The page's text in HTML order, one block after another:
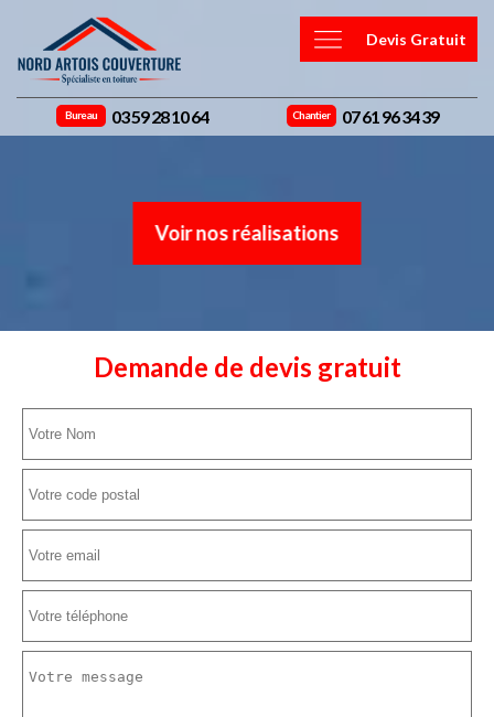
Devis Gratuit
Bureau 03 59 28 10 64 Chantier 07 61 96 34 39
Voir nos réalisations
Demande de devis gratuit